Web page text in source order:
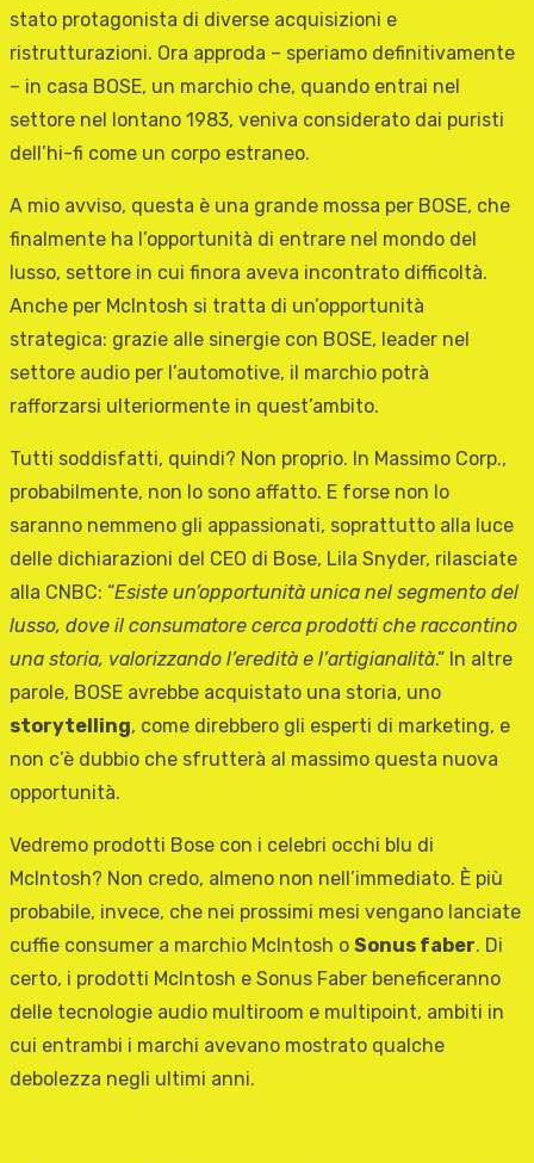
stato protagonista di diverse acquisizioni e
ristrutturazioni. Ora approda – speriamo definitivamente
– in casa BOSE, un marchio che, quando entrai nel
settore nel lontano 1983, veniva considerato dai puristi
dell’hi-fi come un corpo estraneo.
A mio avviso, questa è una grande mossa per BOSE, che
finalmente ha l’opportunità di entrare nel mondo del
lusso, settore in cui finora aveva incontrato difficoltà.
Anche per McIntosh si tratta di un’opportunità
strategica: grazie alle sinergie con BOSE, leader nel
settore audio per l’automotive, il marchio potrà
rafforzarsi ulteriormente in quest’ambito.
Tutti soddisfatti, quindi? Non proprio. In Massimo Corp.,
probabilmente, non lo sono affatto. E forse non lo
saranno nemmeno gli appassionati, soprattutto alla luce
delle dichiarazioni del CEO di Bose, Lila Snyder, rilasciate
alla CNBC: “Esiste un’opportunità unica nel segmento del
lusso, dove il consumatore cerca prodotti che raccontino
una storia, valorizzando l’eredità e l’artigianalità.” In altre
parole, BOSE avrebbe acquistato una storia, uno
storytelling, come direbbero gli esperti di marketing, e
non c’è dubbio che sfrutterà al massimo questa nuova
opportunità.
Vedremo prodotti Bose con i celebri occhi blu di
McIntosh? Non credo, almeno non nell’immediato. È più
probabile, invece, che nei prossimi mesi vengano lanciate
cuffie consumer a marchio McIntosh o Sonus faber. Di
certo, i prodotti McIntosh e Sonus Faber beneficeranno
delle tecnologie audio multiroom e multipoint, ambiti in
cui entrambi i marchi avevano mostrato qualche
debolezza negli ultimi anni.